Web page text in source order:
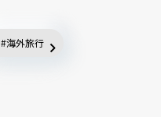
海外旅行